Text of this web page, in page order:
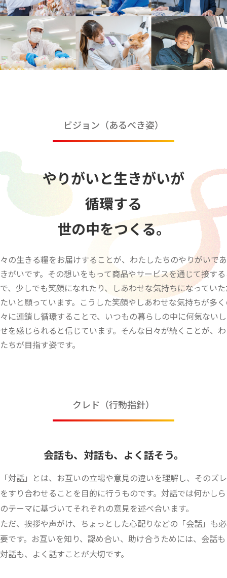
ビジョン（あるべき姿）
やりがいと生きがいが
循環する
世の中をつくる。
の生きる糧をお届けすることが、わたしたちのやりがいで
がいです。その想いをもって商品やサービスを通じて接す
、少しでも笑顔になれたり、しあわせな気持ちになってい
いと願っています。こうした笑顔やしあわせな気持ちが多
に連鎖し循環することで、いつもの暮らしの中に何気ない
を感じられると信じています。そんな日々が続くことが、
ちが目指す姿です。
クレド（行動指針）
会話も、対話も、よく話そう。
「対話」とは、お互いの立場や意見の違いを理解し、そのズレ
をすり合わせることを目的に行うものです。対話では何かしら
のテーマに基づいてそれぞれの意見を述べ合います。
ただ、挨拶や声がけ、ちょっとした心配りなどの「会話」も必
要です。お互いを知り、認め合い、助け合うためには、会話も
対話も、よく話すことが大切です。